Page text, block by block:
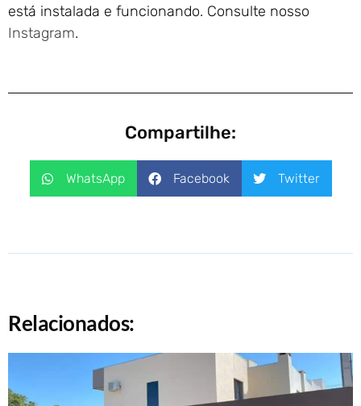
está instalada e funcionando. Consulte nosso
Instagram.
Compartilhe:
WhatsApp Facebook Twitter
Relacionados: